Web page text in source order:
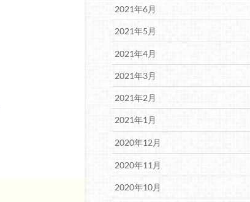
2021年6月
2021年5月
2021年4月
2021年3月
2021年2月
2021年1月
2020年12月
2020年11月
2020年10月